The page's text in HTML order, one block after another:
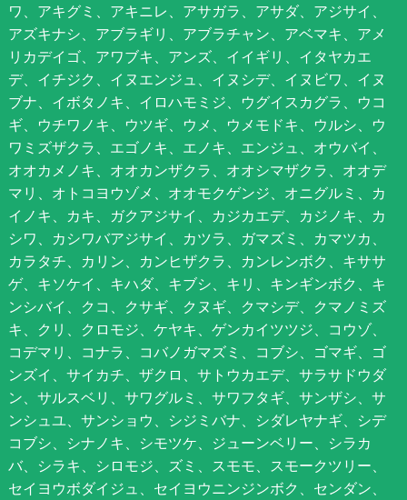
ワ、アキグミ、アキニレ、アサガラ、アサダ、アジサイ、
アズキナシ、アブラギリ、アブラチャン、アベマキ、アメ
リカデイゴ、アワブキ、アンズ、イイギリ、イタヤカエ
デ、イチジク、イヌエンジュ、イヌシデ、イヌビワ、イヌ
ブナ、イボタノキ、イロハモミジ、ウグイスカグラ、ウコ
ギ、ウチワノキ、ウツギ、ウメ、ウメモドキ、ウルシ、ウ
ワミズザクラ、エゴノキ、エノキ、エンジュ、オウバイ、
オオカメノキ、オオカンザクラ、オオシマザクラ、オオデ
マリ、オトコヨウゾメ、オオモクゲンジ、オニグルミ、カ
イノキ、カキ、ガクアジサイ、カジカエデ、カジノキ、カ
シワ、カシワバアジサイ、カツラ、ガマズミ、カマツカ、
カラタチ、カリン、カンヒザクラ、カンレンボク、キササ
ゲ、キソケイ、キハダ、キブシ、キリ、キンギンボク、キ
ンシバイ、クコ、クサギ、クヌギ、クマシデ、クマノミズ
キ、クリ、クロモジ、ケヤキ、ゲンカイツツジ、コウゾ、
コデマリ、コナラ、コバノガマズミ、コブシ、ゴマギ、ゴ
ンズイ、サイカチ、ザクロ、サトウカエデ、サラサドウダ
ン、サルスベリ、サワグルミ、サワフタギ、サンザシ、サ
ンシュユ、サンショウ、シジミバナ、シダレヤナギ、シデ
コブシ、シナノキ、シモツケ、ジューンベリー、シラカ
バ、シラキ、シロモジ、ズミ、スモモ、スモークツリー、
セイヨウボダイジュ、セイヨウニンジンボク、センダン、